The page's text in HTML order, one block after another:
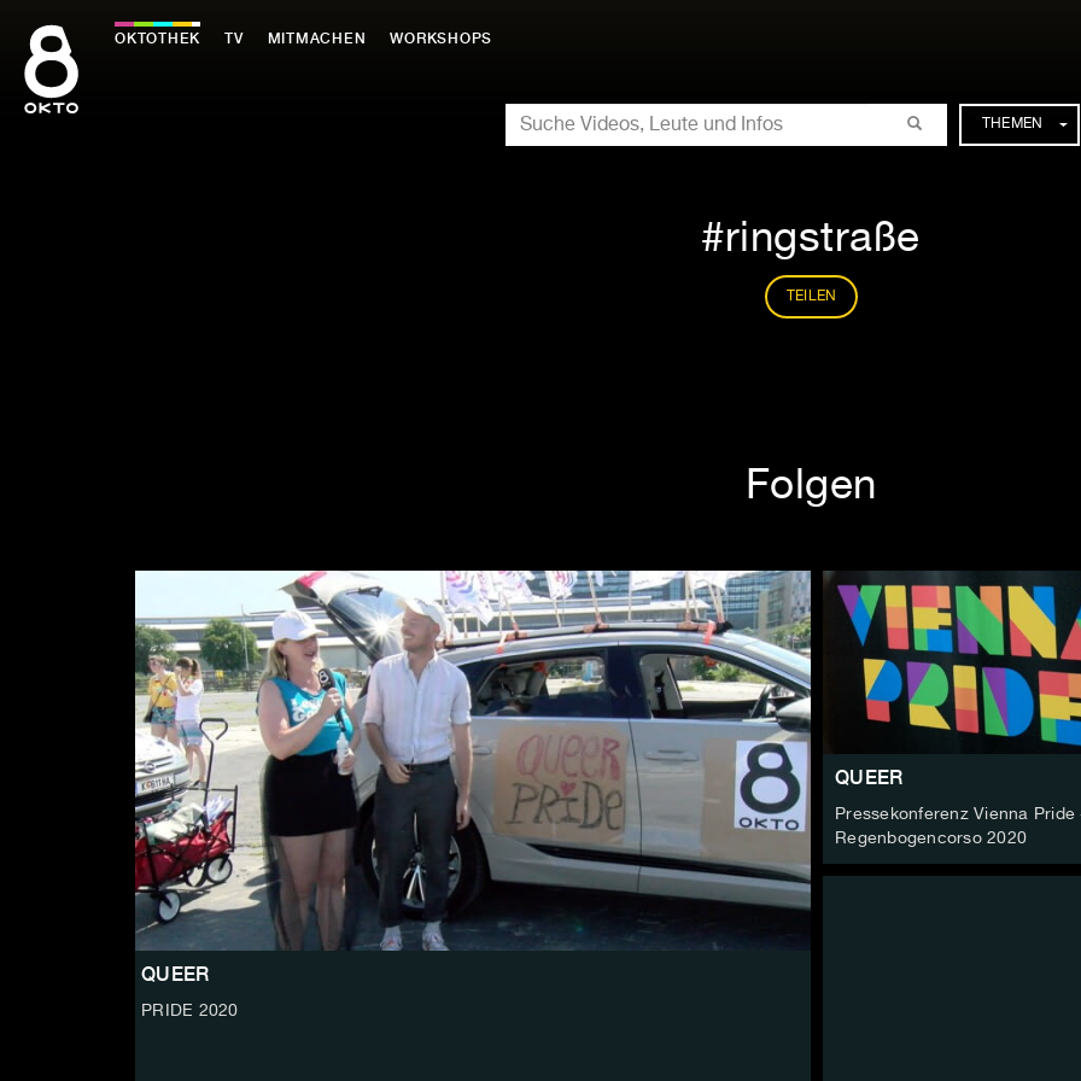
Inhalt
springen
OKTOTHEK TV MITMACHEN WORKSHOPS
SUCHE
THEMEN
ringstraße
TEILEN
Folgen
QUEER
PRIDE 2020
QUEER
Pressekonferenz Vienna Pride
Regenbogencorso 2020